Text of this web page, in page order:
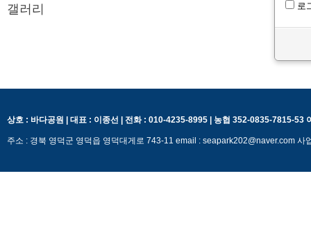
갤러리
로
상호 : 바다공원 | 대표 : 이종선 | 전화 : 010-4235-8995 | 농협 352-0835-7815-53
주소 : 경북 영덕군 영덕읍 영덕대게로 743-11 email : seapark202@naver.com